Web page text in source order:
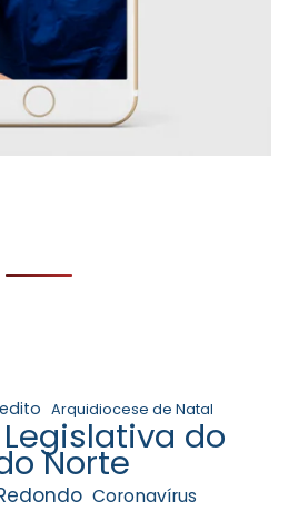
Arquidiocese de Natal
do
Norte
Coronavírus